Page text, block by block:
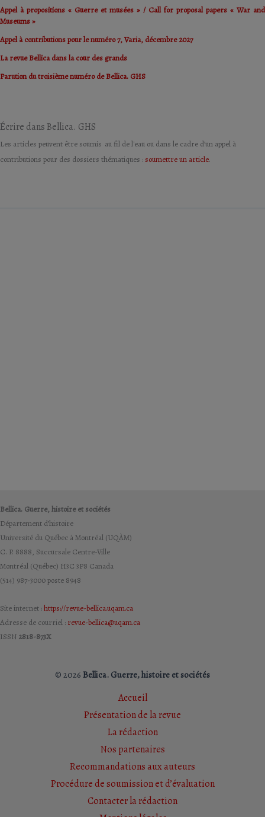
Appel à propositions « Guerre et musées » / Call for proposal papers « War and
Museums »
Appel à contributions pour le numéro 7, Varia, décembre 2027
La revue Bellica dans la cour des grands
Parution du troisième numéro de Bellica. GHS
Écrire dans Bellica. GHS
Les articles peuvent être soumis au fil de l'eau ou dans le cadre d’un appel à
contributions pour des dossiers thématiques : soumettre un article.
Bellica. Guerre, histoire et sociétés
Département d’histoire
Université du Québec à Montréal (UQÀM)
C. P. 8888, Succursale Centre-Ville
Montréal (Québec) H3C 3P8 Canada
(514) 987-3000 poste 8948
Site internet :https://revue-bellica.uqam.ca
Adresse de courriel : revue-bellica@uqam.ca
ISSN 2818-873X
© 2026 Bellica. Guerre, histoire et sociétés
Accueil
Présentation de la revue
La rédaction
Nos partenaires
Recommandations aux auteurs
Procédure de soumission et d’évaluation
Contacter la rédaction